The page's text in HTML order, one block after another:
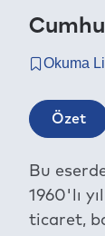
Özet
Bu
1960'lı
ticaret,